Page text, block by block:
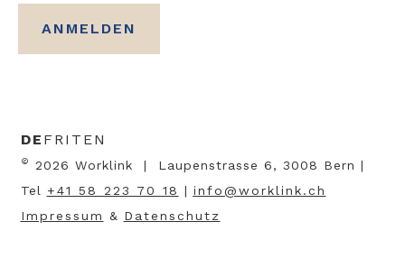
ANMELDEN
©
2026 Worklink | Laupenstrasse 6, 3008 Bern |
Tel +41 58 223 70 18 | nf w rkl nk ch
Impressum & Datenschutz
DE FRIT EN